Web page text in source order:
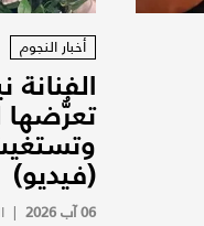
أخبار النجوم
(فيديو)
06 آب 2026 |